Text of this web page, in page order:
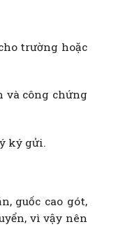
trường hoặc
và công chứng
ký gửi.
guốc cao gót,
vì vậy nên